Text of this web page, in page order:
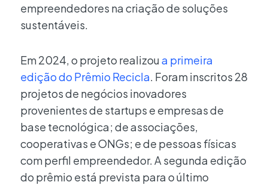
empreendedores na criação de soluções
sustentáveis.
Em 2024, o projeto realizoua primeira
edição do Prêmio Recicla. Foram inscritos 28
projetos de negócios inovadores
provenientes de startups e empresas de
base tecnológica; de associações,
cooperativas e ONGs; e de pessoas físicas
com perfil empreendedor. A segunda edição
do prêmio está prevista para o último